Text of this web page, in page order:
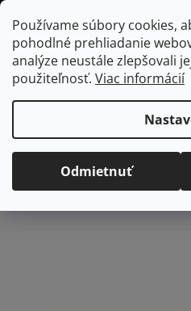
Používame súbory cookies,
pohodlné prehliadanie
analýze neustále zlepšovali
použiteľnosť. Viac informácií
Odmietnuť
Prejsť
na
obsah
Domov
/ Kuchyňa / Kuchynské náradie
obracačky / Kuchynské náradie |
Naberačka Tramontina Ability -
Naberačka
Ability -
Priemerné
NeohodnotenéPodrobnosti